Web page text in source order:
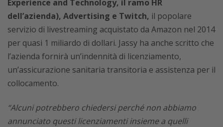
Experience and Technology, il ramo HR
dell’azienda), Advertising e Twitch, il popolare
servizio di livestreaming acquistato da Amazon nel 2014
per quasi 1 miliardo di dollari. Jassy ha anche scritto che
l’azienda fornirà un’indennità di licenziamento,
un’assicurazione sanitaria transitoria e assistenza per il
collocamento.
“Alcuni potrebbero chiedersi perché non abbiamo
annunciato questi licenziamenti insieme a quelli